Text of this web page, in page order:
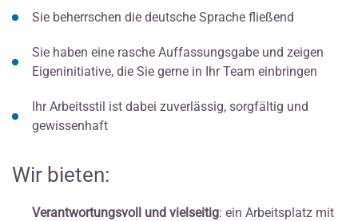
Sie beherrschen die deutsche Sprache fließend
Sie haben eine rasche Auffassungsgabe und zeigen
Eigeninitiative, die Sie gerne in Ihr Team einbringen
Ihr Arbeitsstil ist dabei zuverlässig, sorgfältig und
gewissenhaft
Wir bieten:
Verantwortungsvoll und vielseitig: ein Arbeitsplatz mit